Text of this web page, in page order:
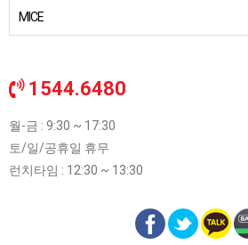
MICE
1544.6480
월-금 : 9:30 ~ 17:30
토/일/공휴일 휴무
런치타임 : 12:30 ~ 13:30